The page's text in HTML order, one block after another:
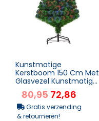
Kunstmatige
Kerstboom 150 Cm Met
Glasvezel Kunstmatige
Spar Met LED
Verlichting, 180 Punten
Kerstboo...
80,95 72,86
Gratis verzending
& retourneren!